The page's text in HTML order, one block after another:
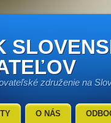
združenie na
O NÁS